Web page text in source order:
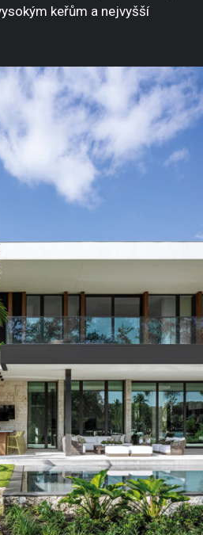
keřům a nejvyšší